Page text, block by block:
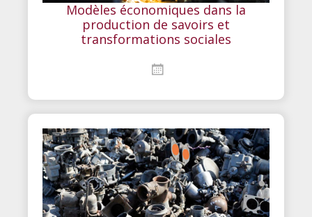
Modèles économiques dans la
production de savoirs et
transformations sociales